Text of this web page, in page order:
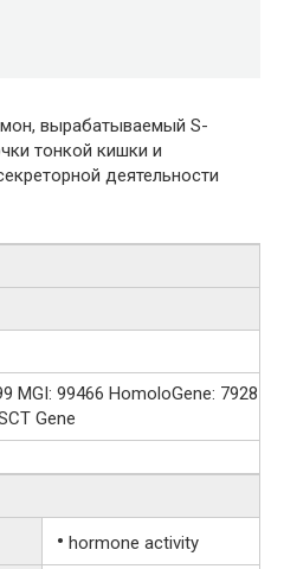
вырабатываемый S-
тонкой кишки и
деятельности
MGI: 99466 HomoloGene: 7928
Gene
• hormone activity